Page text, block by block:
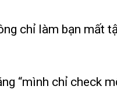
chỉ làm bạn mất
“mình chỉ check